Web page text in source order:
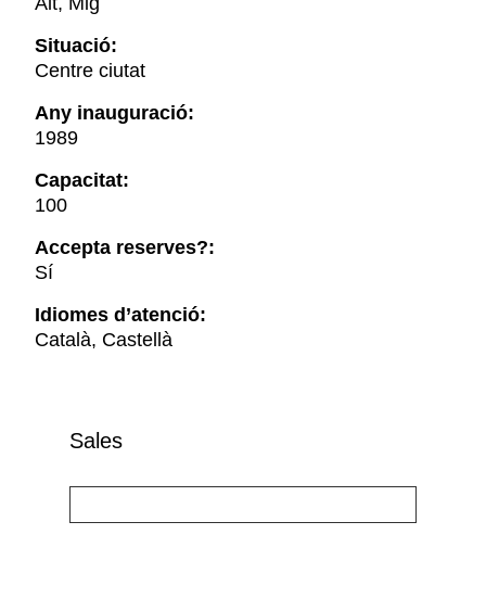
Situació:
Centre ciutat
Any inauguració:
1989
Capacitat:
100
Accepta reserves?:
Sí
Idiomes d’atenció:
Català, Castellà
Sales